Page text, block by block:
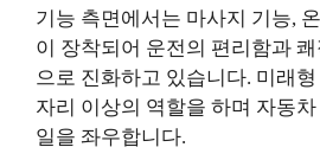
기능 측면에서는 마사지 기능,
이 장착되어 운전의 편리함과
으로 진화하고 있습니다. 미래
자리 이상의 역할을 하며 자동
일을 좌우합니다.